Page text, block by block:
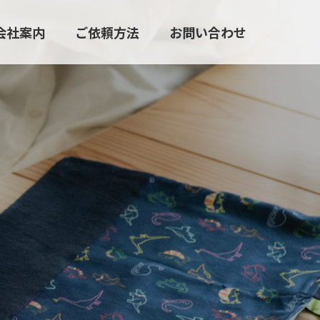
社案内 ご依頼方法 お問い合わせ